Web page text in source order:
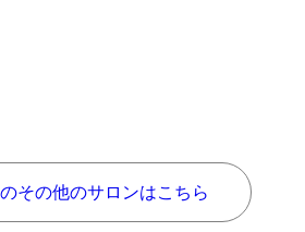
その他のサロンはこちら